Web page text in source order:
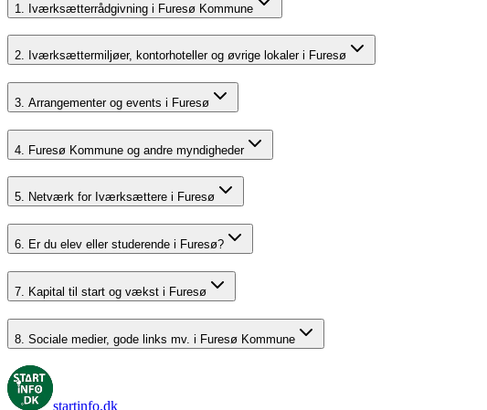
1. Iværksætterrådgivning i Furesø Kommune
2. Iværksættermiljøer, kontorhoteller og øvrige lokaler i Furesø
3. Arrangementer og events i Furesø
4. Furesø Kommune og andre myndigheder
5. Netværk for Iværksættere i Furesø
6. Er du elev eller studerende i Furesø?
7. Kapital til start og vækst i Furesø
8. Sociale medier, gode links mv. i Furesø Kommune
startinfo.dk